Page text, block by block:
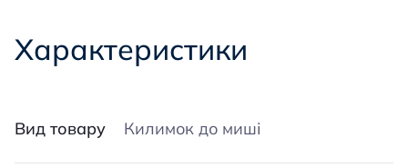
Характеристики
Вид товару Килимок до миші